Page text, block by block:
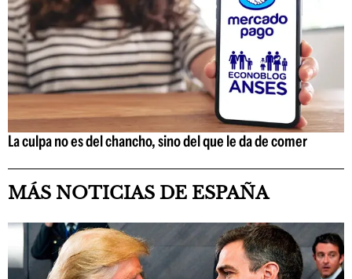
La culpa no es del chancho, sino del que le da de comer
MÁS NOTICIAS DE ESPAÑA